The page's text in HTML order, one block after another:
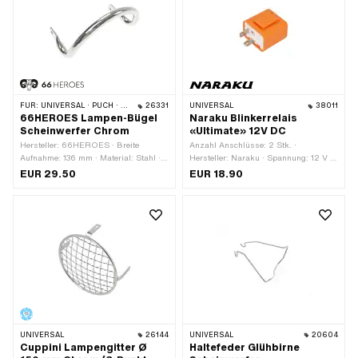
FÜR: UNIVERSAL · PUCH · SACHS 26331
66HEROES Lampen-Bügel
Scheinwerfer Chrom
Hersteller: 66HEROES · Breite
Aufnahme: 136 mm · Material: Stahl ·
Ø Anschluss aussen: 6.5 mm ·
EUR 29.50
UNIVERSAL 38011
Naraku Blinkerrelais
«Ultimate» 12V DC
Anzahl Anschlüsse: 2 Stk. ·
Hersteller: Naraku · Spannung: 12 V ·
Breite: 35.2 mm · Höhe: 26.6 mm ·
EUR 18.90
UNIVERSAL 26144
Cuppini Lampengitter Ø
UNIVERSAL 20604
Haltefeder Glühbirne